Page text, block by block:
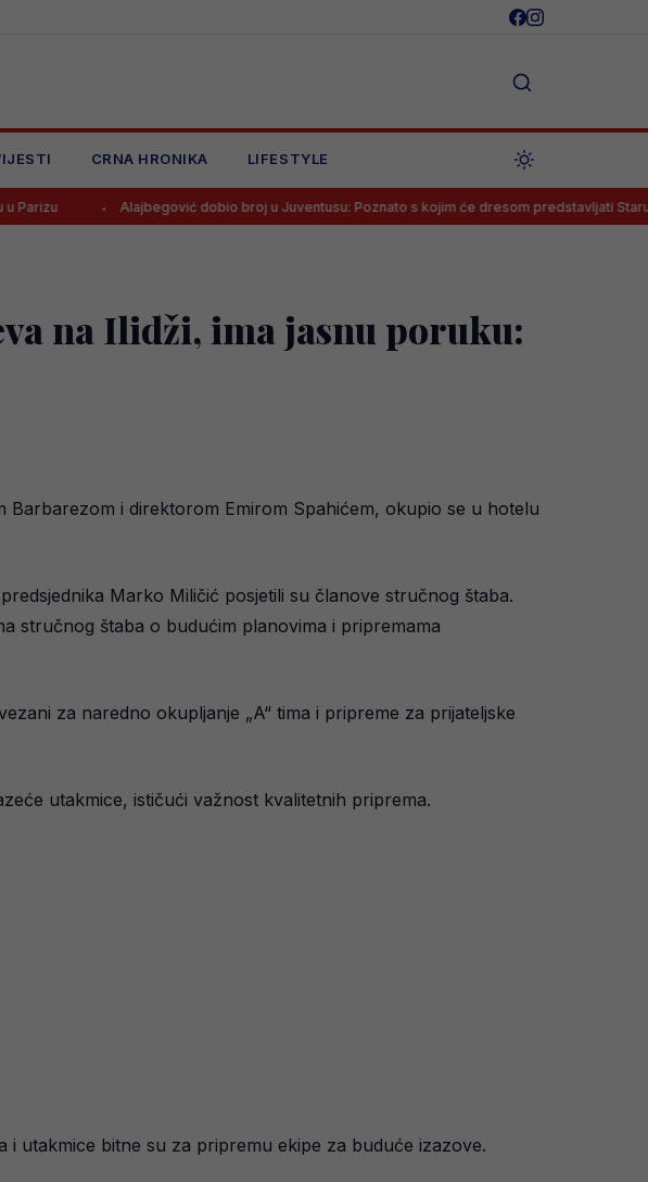
CRNA HRONIKA LIFESTYLE
Alajbegović dobio broj u Juventusu: Poznato s kojim će dresom predstavljati Staru damu
na Ilidži, ima jasnu poruku:
i direktorom Emirom Spahićem, okupio se u hotelu
Marko Miličić posjetili su članove stručnog štaba.
stručnog štaba o budućim planovima i pripremama
za naredno okupljanje „A“ tima i pripreme za prijateljske
utakmice, ističući važnost kvalitetnih priprema.
i utakmice bitne su za pripremu ekipe za buduće izazove.